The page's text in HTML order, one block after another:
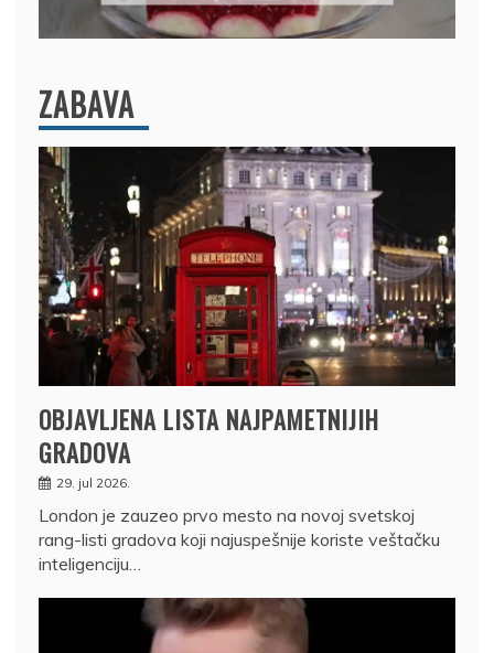
ZABAVA
OBJAVLJENA LISTA NAJPAMETNIJIH
GRADOVA
29. jul 2026.
London je zauzeo prvo mesto na novoj svetskoj
rang-listi gradova koji najuspešnije koriste veštačku
inteligenciju…